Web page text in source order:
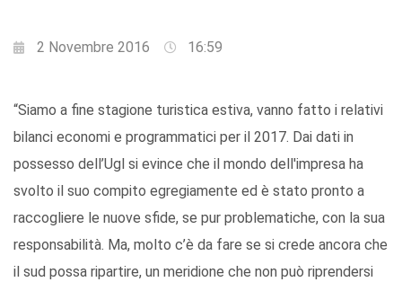
2 Novembre 2016 16:59
“Siamo a fine stagione turistica estiva, vanno fatto i relativi
bilanci economi e programmatici per il 2017. Dai dati in
possesso dell’Ugl si evince che il mondo dell'impresa ha
svolto il suo compito egregiamente ed è stato pronto a
raccogliere le nuove sfide, se pur problematiche, con la sua
responsabilità. Ma, molto c’è da fare se si crede ancora che
il sud possa ripartire, un meridione che non può riprendersi